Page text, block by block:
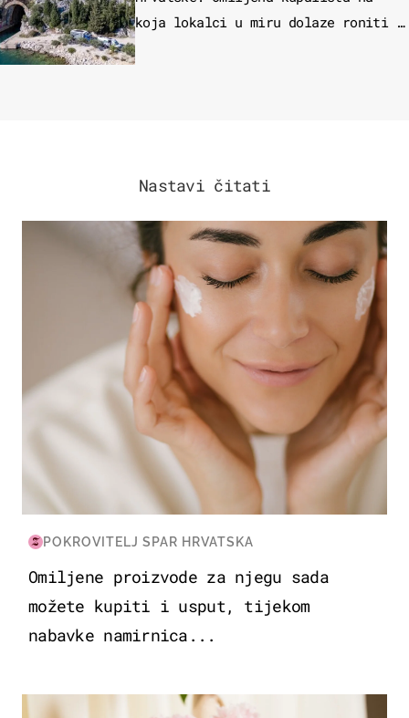
koja lokalci u miru dolaze roniti i
Nastavi čitati
MODA & LJEPOTA
POKROVITELJ SPAR HRVATSKA
Omiljene proizvode za njegu sada
možete kupiti i usput, tijekom
nabavke namirnica...
MODA & LJEPOTA